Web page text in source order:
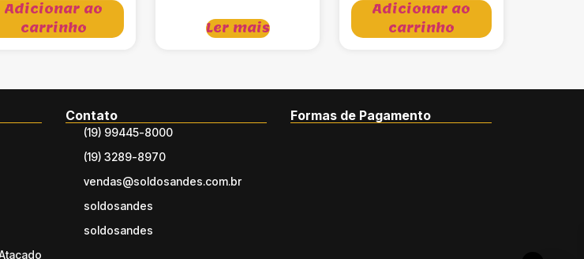
Adicionar ao
carrinho
Ler mais
Adicionar ao
carrinho
Contato
(19) 99445-8000
(19) 3289-8970
vendas@soldosandes.com.br
soldosandes
soldosandes
Formas de Pagamento